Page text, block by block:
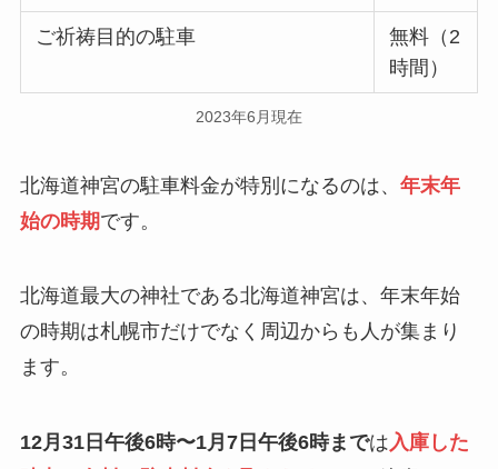
ご祈祷目的の駐車
無料（2
時間）
2023年6月現在
北海道神宮の駐車料金が特別になるのは、 年末年
始の時期です。
北海道最大の神社である北海道神宮は、年末年始
の時期は札幌市だけでなく周辺からも人が集まり
ます。
12月31日午後6時〜1月7日午後6時までは入庫した